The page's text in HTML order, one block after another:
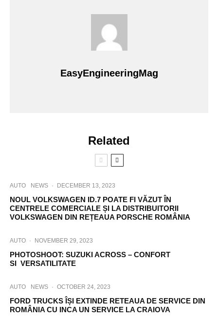
EasyEngineeringMag
Related
AUTO NEWS · DECEMBER 13, 2023
NOUL VOLKSWAGEN ID.7 POATE FI VĂZUT ÎN
CENTRELE COMERCIALE ȘI LA DISTRIBUITORII
VOLKSWAGEN DIN REȚEAUA PORSCHE ROMÂNIA
AUTO · NOVEMBER 29, 2023
PHOTOSHOOT: SUZUKI ACROSS – CONFORT
SI VERSATILITATE
AUTO NEWS · OCTOBER 24, 2023
FORD TRUCKS ÎȘI EXTINDE RETEAUA DE SERVICE DIN
ROMÂNIA CU INCA UN SERVICE LA CRAIOVA